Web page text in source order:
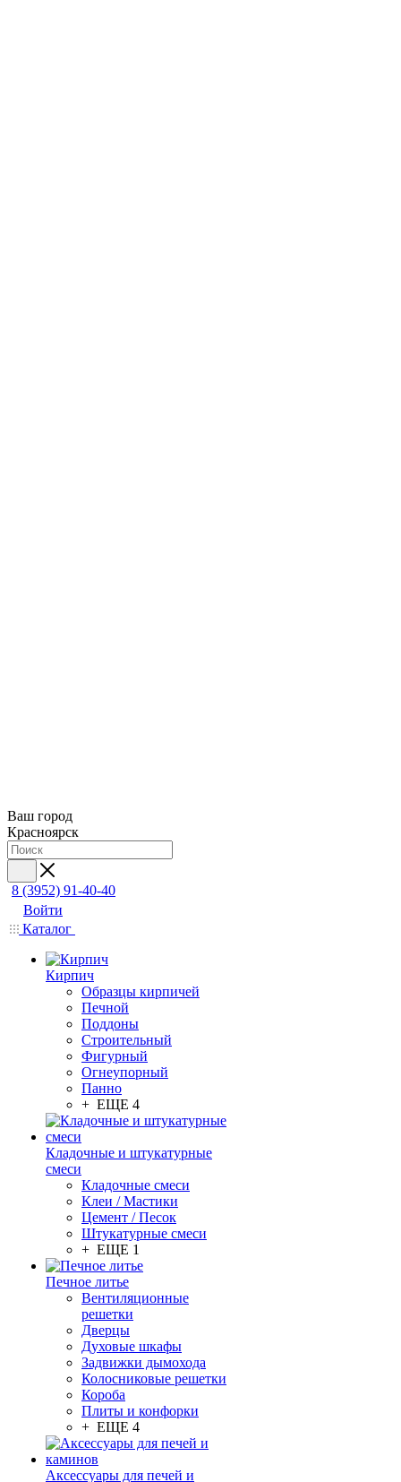
Ваш город
Красноярск
8 (3952) 91-40-40
Войти
Каталог
Кирпич
Образцы кирпичей
Печной
Поддоны
Строительный
Фигурный
Огнеупорный
Панно
+ ЕЩЕ 4
Кладочные и штукатурные
смеси
Кладочные смеси
Клеи / Мастики
Цемент / Песок
Штукатурные смеси
+ ЕЩЕ 1
Печное литье
Вентиляционные
решетки
Дверцы
Духовые шкафы
Задвижки дымохода
Колосниковые решетки
Короба
Плиты и конфорки
+ ЕЩЕ 4
Аксессуары для печей и